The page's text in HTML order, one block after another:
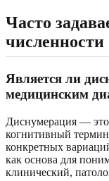
Часто
численности
Является ли
медицинским
Диснумерация —
когнитивный
конкретных
как основа для
клинический,